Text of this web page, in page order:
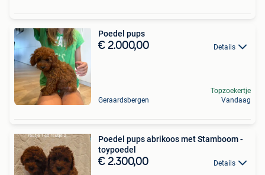
Poedel pups
€ 2.000,00 Details
Geraardsbergen
Topzoekertje
Vandaag
Poedel pups abrikoos met Stamboom -
toypoedel
€ 2.300,00 Details